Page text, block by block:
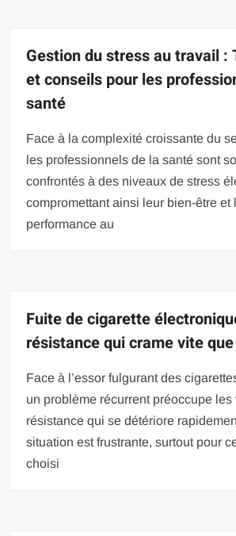
Gestion du stress au travail :
et conseils pour les
santé
Face à la complexité croissante du
les professionnels de la santé sont
confrontés à des niveaux de stress
compromettant ainsi leur bien-être et
performance au
Fuite de cigarette
résistance qui crame vite
Face à l’essor fulgurant des
un problème récurrent préoccupe les
résistance qui se détériore
situation est frustrante, surtout pour
choisi